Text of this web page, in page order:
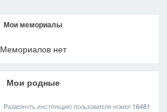
Мои мемориалы
Мемориалов нет
Мои родные
Развернуть инструкцию пользователя номер 16481